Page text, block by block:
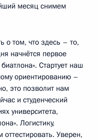
месяц снимем
о том, что здесь – то,
начнётся первое
Стартует наш
ориентированию –
это позволит нам
и студенческий
университета,
Логистику,
Уверен,